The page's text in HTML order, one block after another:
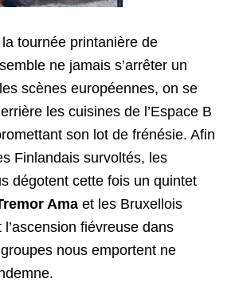
tournée printanière de
ne jamais s’arrêter un
scènes européennes, on se
les cuisines de l’Espace B
son lot de frénésie. Afin
Finlandais survoltés, les
dégotent cette fois un quintet
Ama et les Bruxellois
l’ascension fiévreuse dans
nous emportent ne